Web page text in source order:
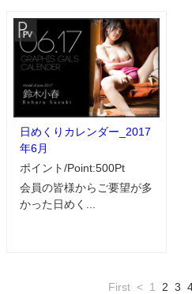
日めくりカレンダー_2017
年6月
ポイント/Point:500Pt
会員の皆様からご要望が多
かった日めく...
First < 1 2 3